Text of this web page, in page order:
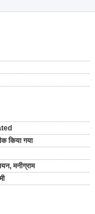
किया गया
मनीग्राम